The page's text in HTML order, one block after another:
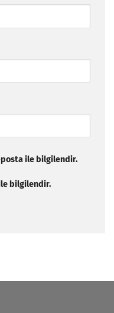
ile bilgilendir.
bilgilendir.